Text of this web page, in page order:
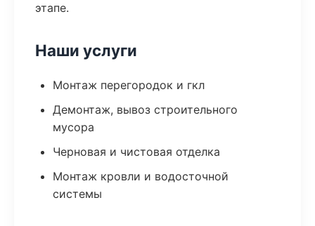
этапе.
Наши услуги
Монтаж перегородок и гкл
Демонтаж, вывоз строительного
мусора
Черновая и чистовая отделка
Монтаж кровли и водосточной
системы